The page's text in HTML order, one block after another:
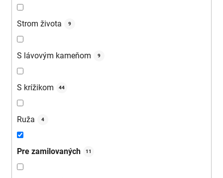
Strom života 9
S lávovým kameňom 9
S krížikom 44
Ruža 4
Pre zamilovaných 11